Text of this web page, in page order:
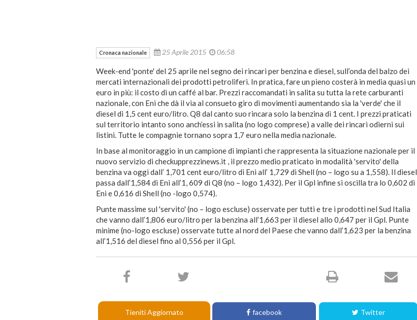
Cronaca nazionale 25 Aprile 2015 06:58
Week-end 'ponte' del 25 aprile nel segno dei rincari per benzina e diesel, sull’onda del balzo dei
mercati internazionali dei prodotti petroliferi. In pratica, fare un pieno costerà in media quasi un
euro in più: il costo di un caffé al bar. Prezzi raccomandati in salita su tutta la rete carburanti
nazionale, con Eni che dà il via al consueto giro di movimenti aumentando sia la 'verde' che il
diesel di 1,5 cent euro/litro. Q8 dal canto suo rincara solo la benzina di 1 cent. I prezzi praticati
sul territorio intanto sono anch’essi in salita (no logo comprese) a valle dei rincari odierni sui
listini. Tutte le compagnie tornano sopra 1,7 euro nella media nazionale.
In base al monitoraggio in un campione di impianti che rappresenta la situazione nazionale per il
nuovo servizio di checkupprezzinews.it , il prezzo medio praticato in modalità 'servito' della
benzina va oggi dall’ 1,701 cent euro/litro di Eni all’ 1,729 di Shell (no – logo su a 1,558). Il diesel
passa dall’1,584 di Eni all’1, 609 di Q8 (no – logo 1,432). Per il Gpl infine si oscilla tra lo 0,602 di
Eni e 0,616 di Shell (no -logo 0,574).
Punte massime sul 'servito' (no – logo escluse) osservate per tutti e tre i prodotti nel Sud Italia
che vanno dall’1,806 euro/litro per la benzina all’1,663 per il diesel allo 0,647 per il Gpl. Punte
minime (no-logo escluse) osservate tutte al nord del Paese che vanno dall’1,623 per la benzina
all’1,516 del diesel fino al 0,556 per il Gpl.
Tieniti Aggiornato facebook Twitter